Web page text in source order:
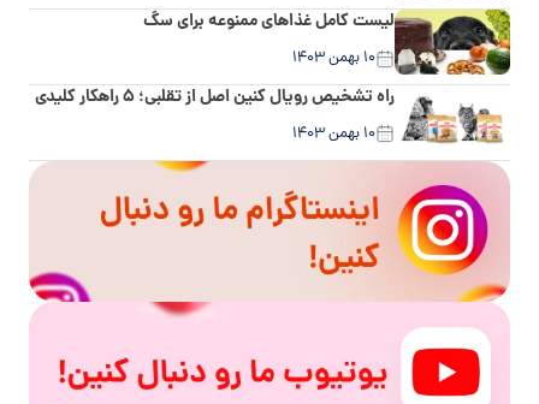
لیست کامل غذاهای ممنوعه برای سگ
۱۰ بهمن ۱۴۰۳
راه تشخیص رویال کنین اصل از تقلبی؛ ۵ راهکار کلیدی
۱۰ بهمن ۱۴۰۳